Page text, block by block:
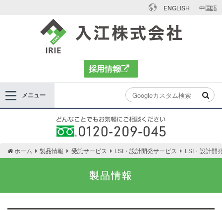
入江株式会社
採用情報
209-045
ENGLISH 中国語
メニュー
ホーム 製品情報 受託サービス LSI・設計開発サービス LSI・設計開
製品情報